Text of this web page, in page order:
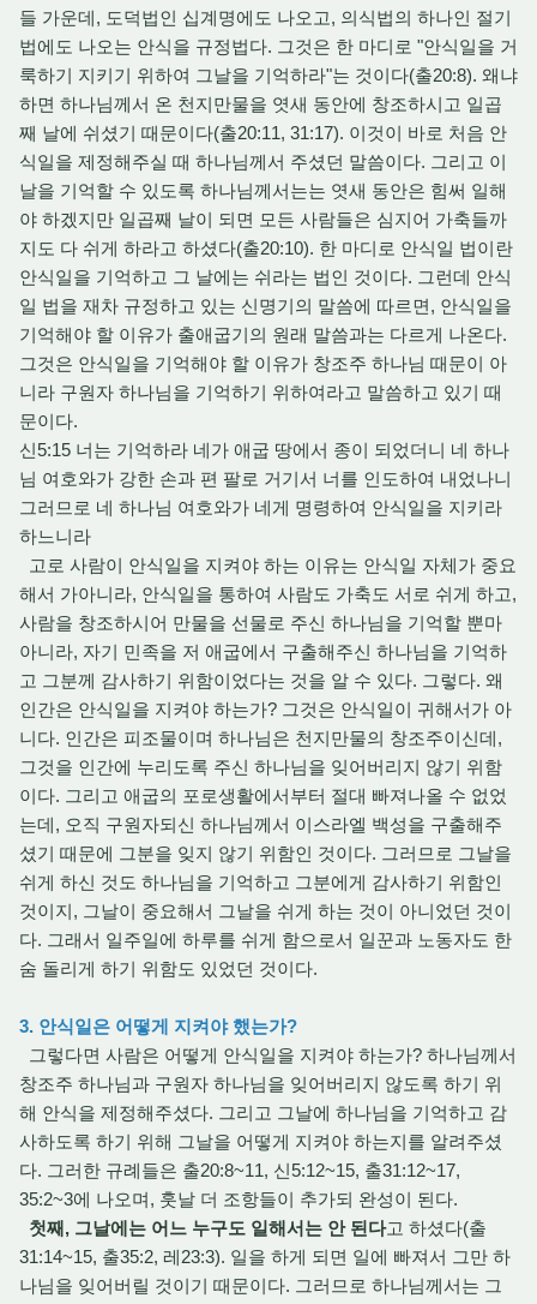
들 가운데, 도덕법인 십계명에도 나오고, 의식법의 하나인 절기
법에도 나오는 안식을 규정법다. 그것은 한 마디로 "안식일을 거
룩하기 지키기 위하여 그날을 기억하라"는 것이다(출20:8). 왜냐
하면 하나님께서 온 천지만물을 엿새 동안에 창조하시고 일곱
째 날에 쉬셨기 때문이다(출20:11, 31:17). 이것이 바로 처음 안
식일을 제정해주실 때 하나님께서 주셨던 말씀이다. 그리고 이
날을 기억할 수 있도록 하나님께서는는 엿새 동안은 힘써 일해
야 하겠지만 일곱째 날이 되면 모든 사람들은 심지어 가축들까
지도 다 쉬게 하라고 하셨다(출20:10). 한 마디로 안식일 법이란
안식일을 기억하고 그 날에는 쉬라는 법인 것이다. 그런데 안식
일 법을 재차 규정하고 있는 신명기의 말씀에 따르면, 안식일을
기억해야 할 이유가 출애굽기의 원래 말씀과는 다르게 나온다.
그것은 안식일을 기억해야 할 이유가 창조주 하나님 때문이 아
니라 구원자 하나님을 기억하기 위하여라고 말씀하고 있기 때
문이다.
신5:15 너는 기억하라 네가 애굽 땅에서 종이 되었더니 네 하나
님 여호와가 강한 손과 편 팔로 거기서 너를 인도하여 내었나니
그러므로 네 하나님 여호와가 네게 명령하여 안식일을 지키라
하느니라
고로 사람이 안식일을 지켜야 하는 이유는 안식일 자체가 중요
해서 가아니라, 안식일을 통하여 사람도 가축도 서로 쉬게 하고,
사람을 창조하시어 만물을 선물로 주신 하나님을 기억할 뿐마
아니라, 자기 민족을 저 애굽에서 구출해주신 하나님을 기억하
고 그분께 감사하기 위함이었다는 것을 알 수 있다. 그렇다. 왜
인간은 안식일을 지켜야 하는가? 그것은 안식일이 귀해서가 아
니다. 인간은 피조물이며 하나님은 천지만물의 창조주이신데,
그것을 인간에 누리도록 주신 하나님을 잊어버리지 않기 위함
이다. 그리고 애굽의 포로생활에서부터 절대 빠져나올 수 없었
는데, 오직 구원자되신 하나님께서 이스라엘 백성을 구출해주
셨기 때문에 그분을 잊지 않기 위함인 것이다. 그러므로 그날을
쉬게 하신 것도 하나님을 기억하고 그분에게 감사하기 위함인
것이지, 그날이 중요해서 그날을 쉬게 하는 것이 아니었던 것이
다. 그래서 일주일에 하루를 쉬게 함으로서 일꾼과 노동자도 한
숨 돌리게 하기 위함도 있었던 것이다.
3. 안식일은 어떻게 지켜야 했는가?
그렇다면 사람은 어떻게 안식일을 지켜야 하는가? 하나님께서
창조주 하나님과 구원자 하나님을 잊어버리지 않도록 하기 위
해 안식을 제정해주셨다. 그리고 그날에 하나님을 기억하고 감
사하도록 하기 위해 그날을 어떻게 지켜야 하는지를 알려주셨
다. 그러한 규례들은 출20:8~11, 신5:12~15, 출31:12~17,
35:2~3에 나오며, 훗날 더 조항들이 추가되 완성이 된다.
첫째, 그날에는 어느 누구도 일해서는 안 된다고 하셨다(출
31:14~15, 출35:2, 레23:3). 일을 하게 되면 일에 빠져서 그만 하
나님을 잊어버릴 것이기 때문이다. 그러므로 하나님께서는 그